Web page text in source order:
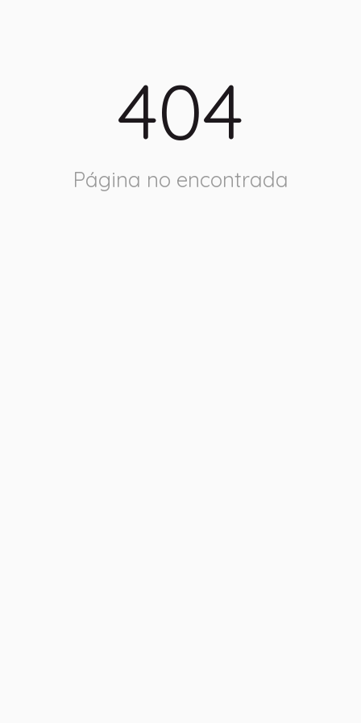
404
Página no encontrada